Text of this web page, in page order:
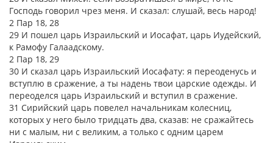
Господь говорил чрез меня. И сказал: слушай, весь народ!
2 Пар 18, 28
29 И пошел царь Израильский и Иосафат, царь Иудейский,
к Рамофу Галаадскому.
2 Пар 18, 29
30 И сказал царь Израильский Иосафату: я переоденусь и
вступлю в сражение, а ты надень твои царские одежды. И
переоделся царь Израильский и вступил в сражение.
31 Сирийский царь повелел начальникам колесниц,
которых у него было тридцать два, сказав: не сражайтесь
ни с малым, ни с великим, а только с одним царем